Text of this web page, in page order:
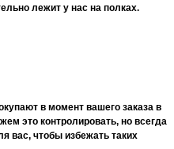
лежит у нас на полках.
в момент вашего заказа в
это контролировать, но всегда
вас, чтобы избежать таких